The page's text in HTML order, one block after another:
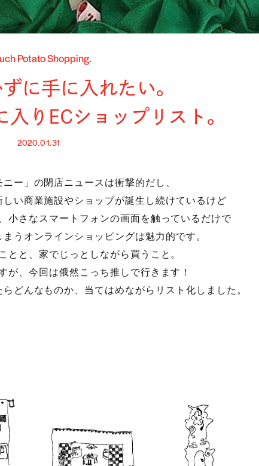
Potato Shopping.
に手に入れたい。
りECショップリスト。
2020.01.31
ニー」の閉店ニュースは衝撃的だし、
い商業施設やショップが誕生し続けているけど
小さなスマートフォンの画面を触っているだけで
うオンラインショッピングは魅力的です。
とと、家でじっとしながら買うこと。
が、今回は俄然こっち推しで行きます！
どんなものか、当てはめながらリスト化しました。